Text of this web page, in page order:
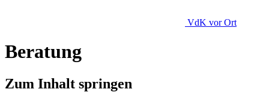
VdK vor Ort
Beratung
Zum Inhalt springen